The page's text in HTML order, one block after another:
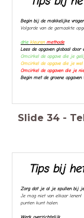
Begin bij de makkelijke
Volgorde van de gemaakte
drie kleuren methode
Lees de opgaven globaal door
Omcirkel de opgave die je
Omcirkel de opgave die je
Omcirkel de opgaven die je
Begin met de groene
Slide 34 -
Tips bij
Zorg dat je al je spullen bij
Je mag niet van elkaar lenen!
punten kunt halen.
Werk overzichtelijk.